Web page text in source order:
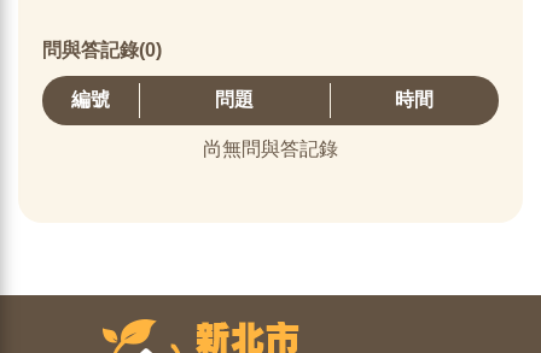
問與答記錄(0)
編號 問題 時間
尚無問與答記錄